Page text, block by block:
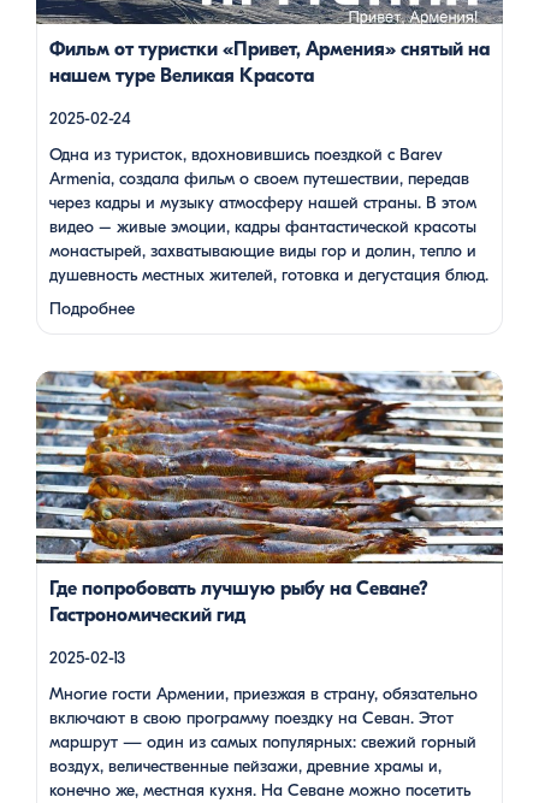
стало настоящим погружением […]
Фильм от туристки «Привет, Армения» снятый на
нашем туре Великая Красота
2025-02-24
Одна из туристок, вдохновившись поездкой с Barev
Armenia, создала фильм о своем путешествии, передав
через кадры и музыку атмосферу нашей страны. В этом
видео – живые эмоции, кадры фантастической красоты
монастырей, захватывающие виды гор и долин, тепло и
душевность местных жителей, готовка и дегустация блюд.
Путешествие под завораживающие мелодии дудука
Дживана Гаспаряна стало настоящим погружением …
Подробнее
Многие гости Армении, приезжая в страну, обязательно
включают в свою программу поездку на Севан. Этот
маршрут — один из самых популярных: свежий горный
воздух, величественные пейзажи, древние храмы и, конечно
же, местная кухня. На Севане можно посетить Севанаванк
— знаменитый монастырь IX века, расположенный на
полуострове, а также Айраванк, который менее известен, но
не менее […]
Где попробовать лучшую рыбу на Севане?
Гастрономический гид
2025-02-13
Многие гости Армении, приезжая в страну, обязательно
включают в свою программу поездку на Севан. Этот
маршрут — один из самых популярных: свежий горный
воздух, величественные пейзажи, древние храмы и,
конечно же, местная кухня. На Севане можно посетить